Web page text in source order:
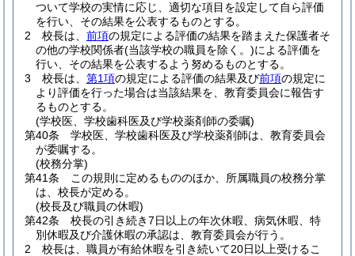
ついて学校の実情に応じ、適切な項目を設定して自ら評価
を行い、その結果を公表するものとする。
2
校長は、 前項の規定による評価の結果を踏まえた保護者そ
の他の学校関係者(当該学校の職員を除く。)による評価を
行い、その結果を公表するよう努めるものとする。
3
校長は、 第1項の規定による評価の結果及び前項の規定に
より評価を行った場合は当該結果を、教育委員会に報告す
るものとする。
(学校医、学校歯科医及び学校薬剤師の委嘱)
第40条
学校医、学校歯科医及び学校薬剤師は、教育委員会
が委嘱する。
(校務分掌)
第41条
この規則に定めるもののほか、所属職員の校務分掌
は、校長が定める。
(校長及び職員の休暇)
第42条
校長の引き続き7日以上の年次休暇、病気休暇、特
別休暇及び介護休暇の承認は、教育委員会が行う。
2
校長は、職員が有給休暇を引き続いて20日以上受けるこ